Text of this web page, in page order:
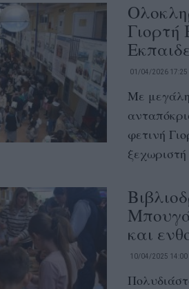
Γιορτή
01/04/2026 17:25
Με μεγάλη
φετινή
και
10/04/2025 14:00